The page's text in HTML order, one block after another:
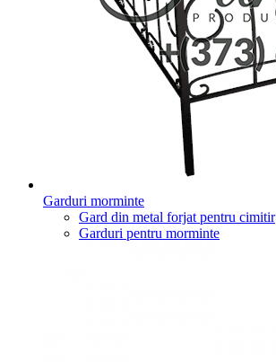
Garduri morminte
Gard din metal forjat pentru cimitir
Garduri pentru morminte